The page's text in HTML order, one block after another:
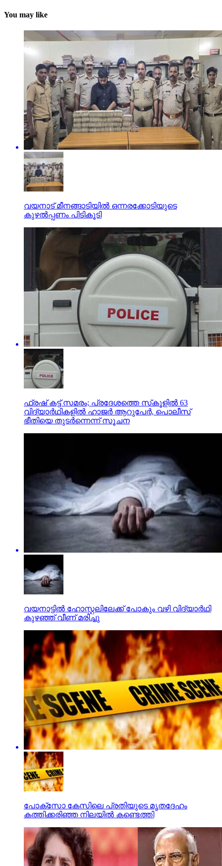
You may like
വയനാട് മീനങ്ങാടിയില്‍ ഒന്നരക്കോടിയുടെ
കുഴല്‍പ്പണം പിടികൂടി
ഫ്രഷ് കട്ട് സമരം; പ്രദേശത്തെ സ്‌കൂളില്‍ 63
വിദ്യാര്‍ഥികളില്‍ ഹാജര്‍ ആറുപേര്‍, പൊലീസ്
ഭീതിയെ തുടര്‍ന്നെന്ന് സൂചന
വയനാട്ടില്‍ ഹോസ്റ്റലിലേക്ക് പോകും വഴി വിദ്യാര്‍ഥി
കുഴഞ്ഞ് വീണ് മരിച്ചു
പോക്‌സോ കേസിലെ പ്രതിയുടെ മൃതദേഹം
കത്തിക്കരിഞ്ഞ നിലയില്‍ കണ്ടെത്തി